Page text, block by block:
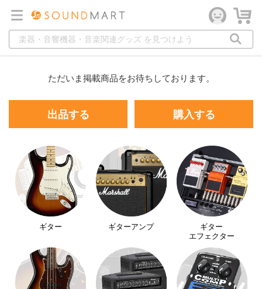
ただいま掲載商品をお待ちしております。
出品する 購入する
ギター ギターアンプ
ギター
エフェクター